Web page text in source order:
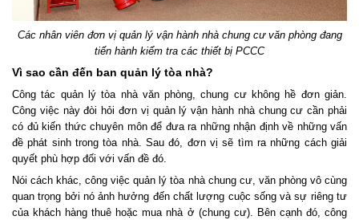
Các nhân viên đơn vị quản lý vận hành nhà chung cư văn phòng đang
tiến hành kiểm tra các thiết bị PCCC
Vì sao cần đến ban quản lý tòa nhà?
Công tác quản lý tòa nhà văn phòng, chung cư không hề đơn giản.
Công việc này đòi hỏi đơn vị quản lý vận hành nhà chung cư cần phải
có đủ kiến thức chuyên môn để đưa ra những nhận định về những vấn
đề phát sinh trong tòa nhà. Sau đó, đơn vị sẽ tìm ra những cách giải
quyết phù hợp đối với vấn đề đó.
Nói cách khác, công việc quản lý tòa nhà chung cư, văn phòng vô cùng
quan trọng bởi nó ảnh hưởng đến chất lượng cuộc sống và sự riêng tư
của khách hàng thuê hoặc mua nhà ở (chung cư). Bên cạnh đó, công